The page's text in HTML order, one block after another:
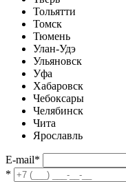
Тольятти
Томск
Тюмень
Улан-Удэ
Ульяновск
Уфа
Хабаровск
Чебоксары
Челябинск
Чита
Ярославль
E-mail*
*